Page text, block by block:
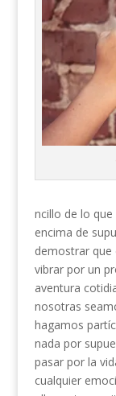
ncillo de lo
encima de
demostrar que
vibrar por un
aventura
nosotras
hagamos
nada por
pasar por la
cualquier